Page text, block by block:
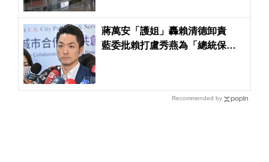
蔣萬安「護姐」轟賴清德卸責
藍委批賴打盧秀燕為「總統保位
Recommended by